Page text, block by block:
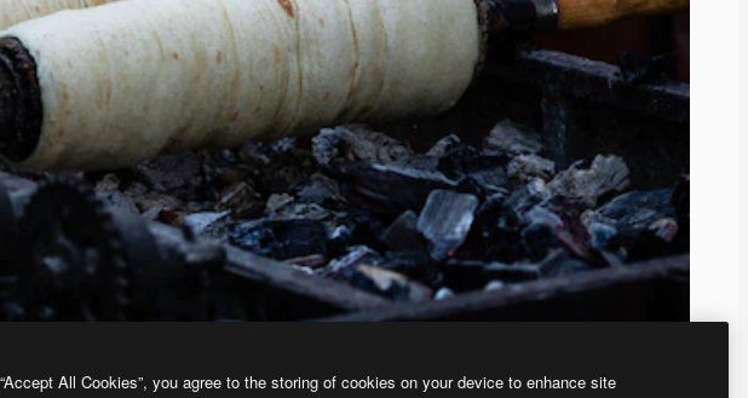
All Cookies”, you agree to the storing of cookies on your device to enhance site